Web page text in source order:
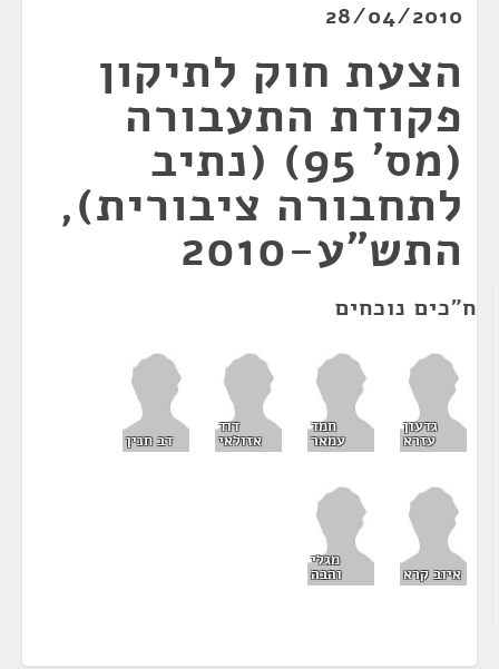
28/04/2010
הצעת חוק לתיקון
פקודת התעבורה
(מס' 95) (נתיב
לתחבורה ציבורית),
התש"ע-2010
ח"כים נוכחים
גדעון
עזרא
חמד
עמאר
דוד
אזולאי דב חנין
איוב קרא
מגלי
והבה